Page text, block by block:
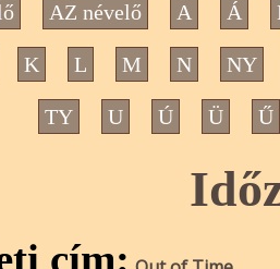
AZ névelő A Á
K L M N NY
TY U Ú Ü Ű
cím: